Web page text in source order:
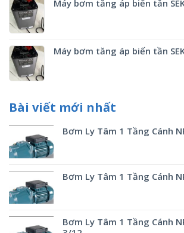
Máy bơm tăng áp biến tần
Máy bơm tăng áp biến tần
Bài viết mới nhất
Bơm Ly Tâm 1 Tầng Cánh
Bơm Ly Tâm 1 Tầng Cánh
Bơm Ly Tâm 1 Tầng Cánh